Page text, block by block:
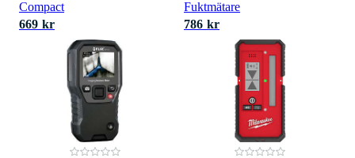
Compact
669 kr
Fuktmätare
786 kr